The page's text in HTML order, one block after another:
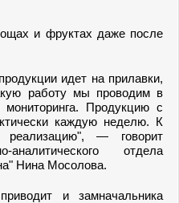
и фруктах даже после
идет на прилавки,
работу мы проводим в
Продукцию с
каждую неделю. К
— говорит
аналитического отдела
Нина Мосолова.
и замначальника